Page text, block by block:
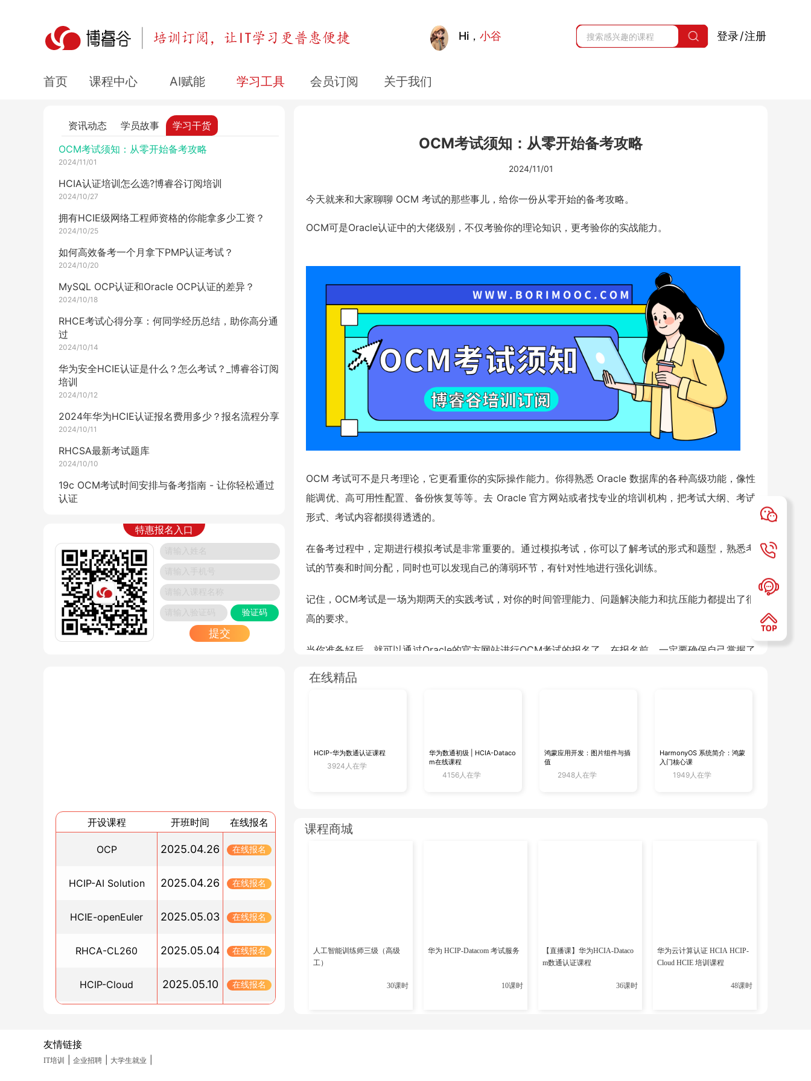
Hi， 小谷 登录/注册
首页 课程中心 AI赋能 学习工具 会员订阅 关于我们
资讯动态 学员故事 学习干货
2024/11/10
华为欧拉考试大纲介绍
HCIA的题型有哪些？
HCIE-Datacom实验考试如何高效备考？
2024/11/02
OCM考试须知：从零开始备考攻略
2024/11/01
HCIA认证培训怎么选?博睿谷订阅培训
2024/10/27
拥有HCIE级网络工程师资格的你能拿多少工资？
2024/10/25
如何高效备考一个月拿下PMP认证考试？
2024/10/20
MySQL OCP认证和Oracle OCP认证的差异？
2024/10/18
RHCE考试心得分享：何同学经历总结，助你高分通
过
2024/10/14
华为安全HCIE认证是什么？怎么考试？_博睿谷订阅
培训
2024/10/12
2024年华为HCIE认证报名费用多少？报名流程分享
2024/10/11
RHCSA最新考试题库
2024/10/10
19c OCM考试时间安排与备考指南 - 让你轻松通过
认证
RHCE认证考试是有中文版本吗？
2024/10/08
欧拉操作系统（openEuler）是什么？博睿谷_订阅
式培训
2024/10/03
华为认证 HCIE 笔试+实验考试指引，看完你就懂
了！！
2024/10/03
华为HCIE认证方向哪个吃香？
2024/09/29
Oracle OCP认证考试流程及备考要点解析
OCP认证培训要多久？大多数人都不知道
华为认证最新学习模式，博睿谷9.9元解锁IT认证学
2024年华为认证HCIA/HCIP/HCIE笔试实验考试预
学习Linux的最佳选择：五大理由支持红帽认证
2024/09/22
特惠报名入口
验证码
提交
OCM考试须知：从零开始备考攻略
2024/11/01
今天就来和大家聊聊 OCM 考试的那些事儿，给你一份从零开始的备考攻略。
OCM可是Oracle认证中的大佬级别，不仅考验你的理论知识，更考验你的实战能力。
OCM 考试可不是只考理论，它更看重你的实际操作能力。你得熟悉 Oracle 数据库的各种高级功能，像性
能调优、高可用性配置、备份恢复等等。去 Oracle 官方网站或者找专业的培训机构，把考试大纲、考试
形式、考试内容都摸得透透的。
在备考过程中，定期进行模拟考试是非常重要的。通过模拟考试，你可以了解考试的形式和题型，熟悉考
试的节奏和时间分配，同时也可以发现自己的薄弱环节，有针对性地进行强化训练。
记住，OCM考试是一场为期两天的实践考试，对你的时间管理能力、问题解决能力和抗压能力都提出了很
高的要求。
当你准备好后，就可以通过Oracle的官方网站进行OCM考试的报名了。在报名前，一定要确保自己掌握了
考试内容，避免补考，毕竟OCM考试费还是挺贵的。
备考OCM考试需要耐心、毅力和决心。通过系统的学习和大量的实践，你一定能够掌握所需的技能，并在
考试中脱颖而出。祝你备考顺利，考试成功！
想了解更多OCM资讯
开设课程 开班时间 在线报名
OCP 2025.04.26 在线报名
HCIP-AI Solution 2025.04.26 在线报名
HCIE-openEuler 2025.05.03 在线报名
RHCA-CL260 2025.05.04 在线报名
HCIP-Cloud 2025.05.10 在线报名
HCIA-Datacom(晚班)
在线精品
HCIP-华为数通认证课程
3924人在学
华为数通初级 | HCIA-Dataco
m在线课程
4156人在学
鸿蒙应用开发：图片组件与插
值
2948人在学
HarmonyOS 系统简介：鸿蒙
入门核心课
1949人在学
课程商城
人工智能训练师三级（高级
工）
30课时
华为 HCIP-Datacom 考试服务
10课时
【直播课】华为HCIA-Dataco
m数通认证课程
36课时
华为云计算认证 HCIA HCIP-
Cloud HCIE 培训课程
48课时
友情链接
IT培训 企业招聘 大学生就业